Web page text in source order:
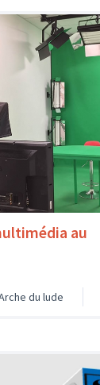
au
du lude